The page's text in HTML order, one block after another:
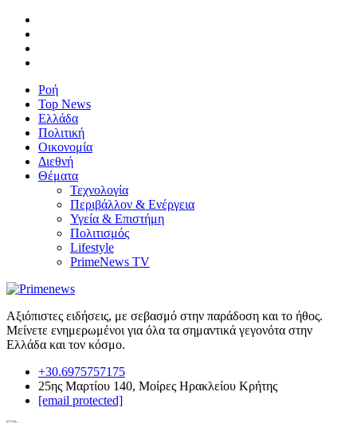
Ροή
Top News
Ελλάδα
Πολιτική
Οικονομία
Διεθνή
Θέματα
Τεχνολογία
Περιβάλλον & Ενέργεια
Υγεία & Επιστήμη
Πολιτισμός
Lifestyle
PrimeNews TV
Αξιόπιστες ειδήσεις, με σεβασμό στην παράδοση και το ήθος.
Μείνετε ενημερωμένοι για όλα τα σημαντικά γεγονότα στην
Ελλάδα και τον κόσμο.
+30.6975757175
25ης Μαρτίου 140, Μοίρες Ηρακλείου Κρήτης
[email protected]